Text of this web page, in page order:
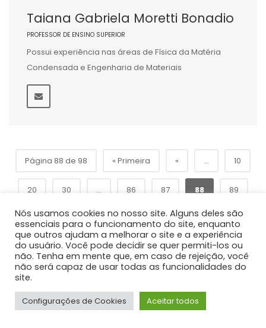
Taiana Gabriela Moretti Bonadio
PROFESSOR DE ENSINO SUPERIOR
Possui experiência nas áreas de Física da Matéria
Condensada e Engenharia de Materiais
Página 88 de 98 « Primeira « ... 10
20 30 ... 86 87 88 89
90 ... » Última »
Nós usamos cookies no nosso site. Alguns deles são
essenciais para o funcionamento do site, enquanto
que outros ajudam a melhorar o site e a experiência
do usuário. Você pode decidir se quer permiti-los ou
não. Tenha em mente que, em caso de rejeição, você
não será capaz de usar todas as funcionalidades do
site.
Configurações de Cookies Aceitar todos